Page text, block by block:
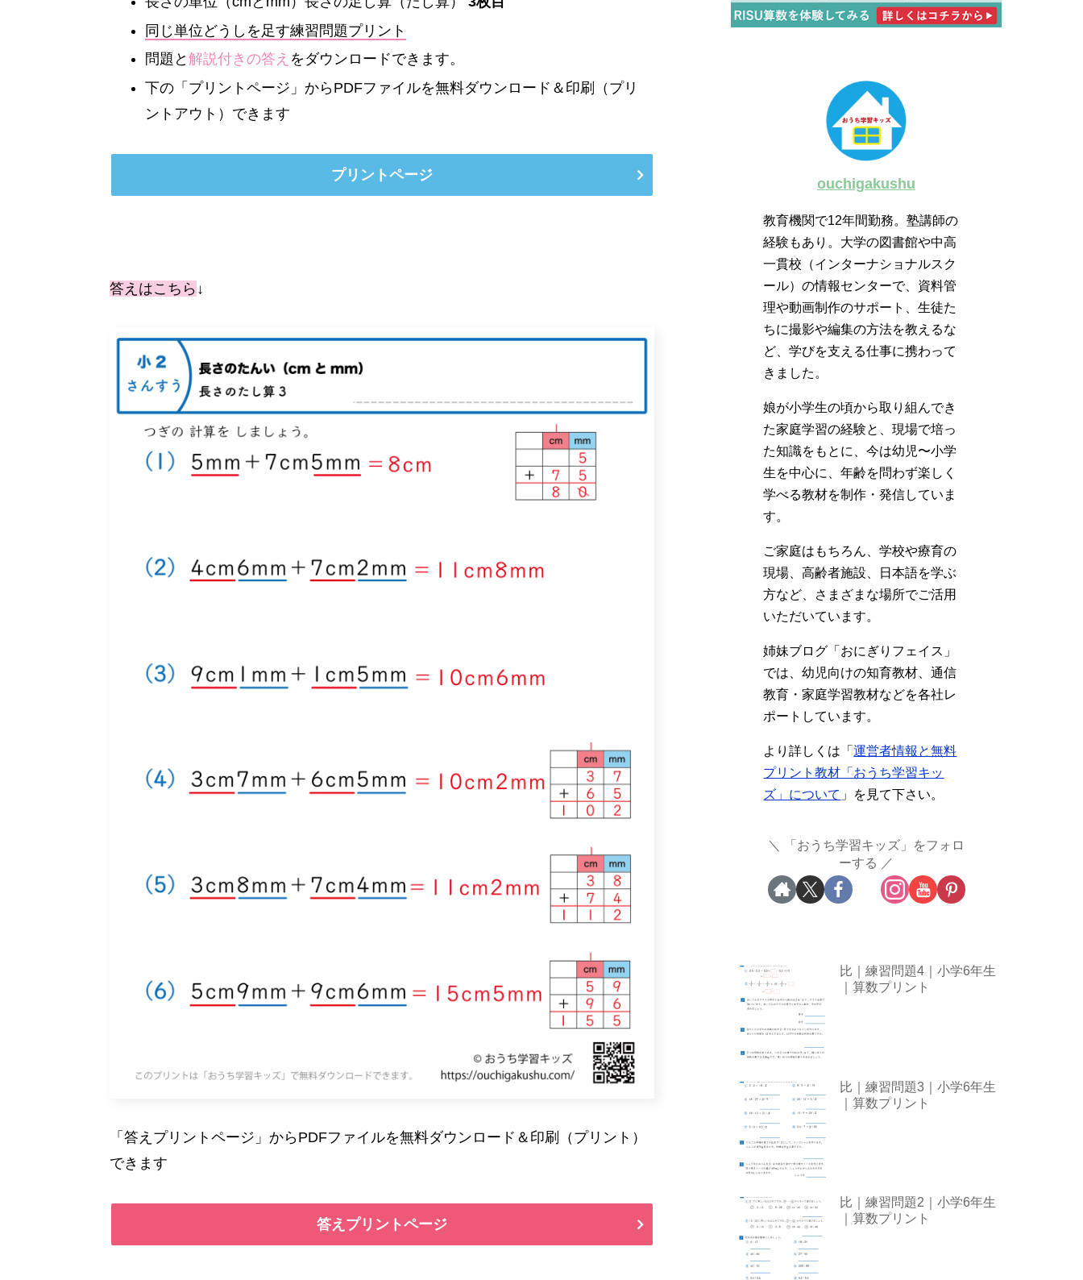
同じ単位どうしを足す練習問題プリント
問題と 解説付きの答え をダウンロードできます。
下の「プリントページ」からPDFファイルを無料ダウンロード＆印刷（プリ
ントアウト）できます
プリントページ
答えはこちら ↓
「答えプリントページ」からPDFファイルを無料ダウンロード＆印刷（プリント）
できます
答えプリントページ
ouchigakushu
教育機関で12年間勤務。塾講師の
経験もあり。大学の図書館や中高
一貫校（インターナショナルスク
ール）の情報センターで、資料管
理や動画制作のサポート、生徒た
ちに撮影や編集の方法を教えるな
ど、学びを支える仕事に携わって
きました。
娘が小学生の頃から取り組んでき
た家庭学習の経験と、現場で培っ
た知識をもとに、今は幼児〜小学
生を中心に、年齢を問わず楽しく
学べる教材を制作・発信していま
す。
ご家庭はもちろん、学校や療育の
現場、高齢者施設、日本語を学ぶ
方など、さまざまな場所でご活用
いただいています。
姉妹ブログ「おにぎりフェイス」
では、幼児向けの知育教材、通信
教育・家庭学習教材などを各社レ
ポートしています。
より詳しくは「運営者情報と無料
プリント教材「おうち学習キッ
ズ」について 」を見て下さい。
「おうち学習キッズ」をフォロ
ーする
比｜練習問題4｜小学6年生
｜算数プリント
比｜練習問題3｜小学6年生
｜算数プリント
比｜練習問題2｜小学6年生
｜算数プリント